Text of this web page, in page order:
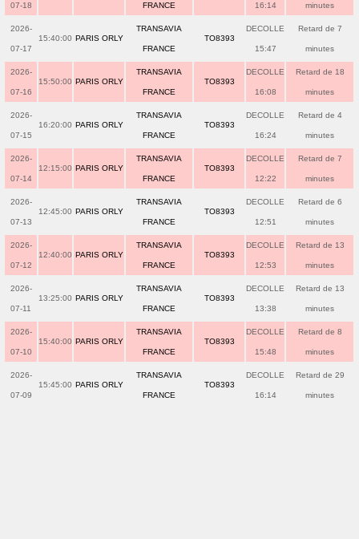
07-18 FRANCE 16:14 minutes
2026-
07-17
15:40:00 PARIS ORLY
TRANSAVIA
FRANCE
TO8393
DECOLLE
15:47
Retard de 7
minutes
2026-
07-16
15:50:00 PARIS ORLY
TRANSAVIA
FRANCE
TO8393
DECOLLE
16:08
Retard de 18
minutes
2026-
07-15
16:20:00 PARIS ORLY
TRANSAVIA
FRANCE
TO8393
DECOLLE
16:24
Retard de 4
minutes
2026-
07-14
12:15:00 PARIS ORLY
TRANSAVIA
FRANCE
TO8393
DECOLLE
12:22
Retard de 7
minutes
2026-
07-13
12:45:00 PARIS ORLY
TRANSAVIA
FRANCE
TO8393
DECOLLE
12:51
Retard de 6
minutes
2026-
07-12
12:40:00 PARIS ORLY
TRANSAVIA
FRANCE
TO8393
DECOLLE
12:53
Retard de 13
minutes
2026-
07-11
13:25:00 PARIS ORLY
TRANSAVIA
FRANCE
TO8393
DECOLLE
13:38
Retard de 13
minutes
2026-
07-10
15:40:00 PARIS ORLY
TRANSAVIA
FRANCE
TO8393
DECOLLE
15:48
Retard de 8
minutes
2026-
07-09
15:45:00 PARIS ORLY
TRANSAVIA
FRANCE
TO8393
DECOLLE
16:14
Retard de 29
minutes